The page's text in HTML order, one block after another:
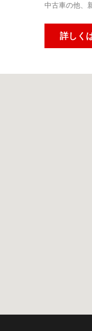
中古車の他、
詳しく